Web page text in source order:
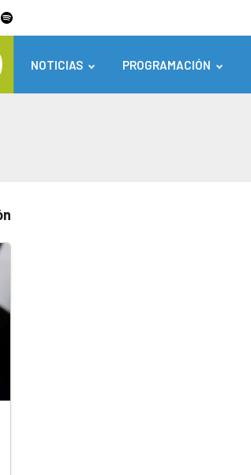
NOTICIAS PROGRAMACIÓN